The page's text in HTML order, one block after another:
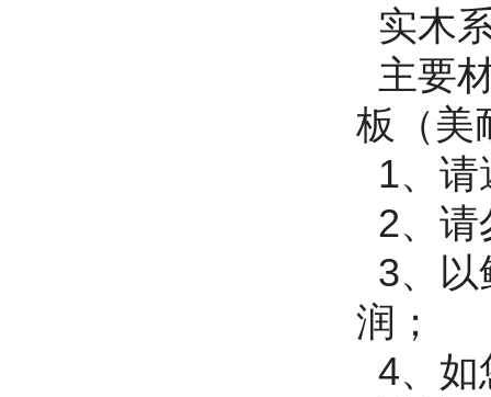
实木
主要
板（美
1、请
2、
3、以
润
4、如